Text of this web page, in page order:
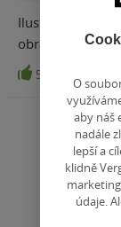
Ilustrace od
obrázkům
5
O
aby náš
nadále
lepší a
klidně
údaje.